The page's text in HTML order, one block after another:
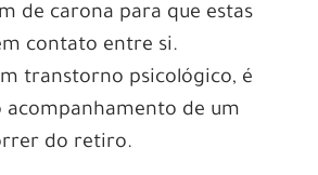
de carona para que estas
contato entre si.
transtorno psicológico, é
acompanhamento de um
do retiro.